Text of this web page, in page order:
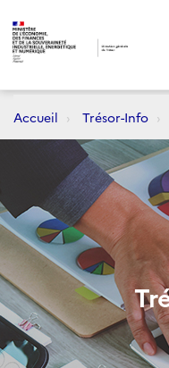
Accueil Trésor-Info